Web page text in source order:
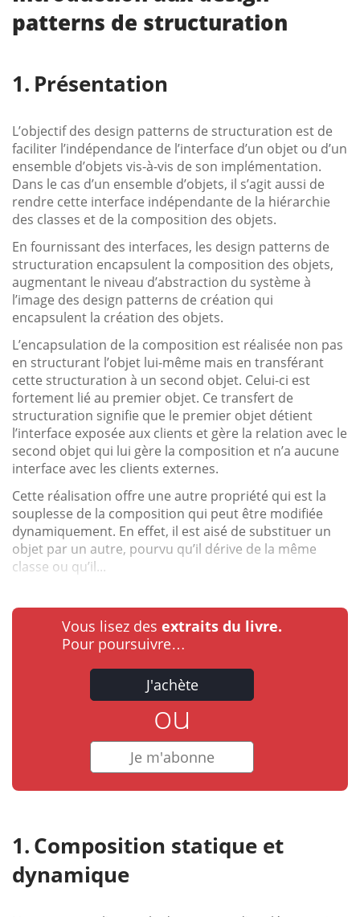
patterns de structuration
Présentation
L’objectif des design patterns de structuration est de
faciliter l’indépendance de l’interface d’un objet ou d’un
ensemble d’objets vis-à-vis de son implémentation.
Dans le cas d’un ensemble d’objets, il s’agit aussi de
rendre cette interface indépendante de la hiérarchie
des classes et de la composition des objets.
En fournissant des interfaces, les design patterns de
structuration encapsulent la composition des objets,
augmentant le niveau d’abstraction du système à
l’image des design patterns de création qui
encapsulent la création des objets.
L’encapsulation de la composition est réalisée non pas
en structurant l’objet lui-même mais en transférant
cette structuration à un second objet. Celui-ci est
fortement lié au premier objet. Ce transfert de
structuration signifie que le premier objet détient
l’interface exposée aux clients et gère la relation avec le
second objet qui lui gère la composition et n’a aucune
interface avec les clients externes.
Cette réalisation offre une autre propriété qui est la
souplesse de la composition qui peut être modifiée
dynamiquement. En effet, il est aisé de substituer un
objet par un autre, pourvu qu’il dérive de la même
classe ou qu’il...
Vous lisez des extraits du livre.
Pour poursuivre…
J'achète
ou
Je m'abonne
Composition statique et
dynamique